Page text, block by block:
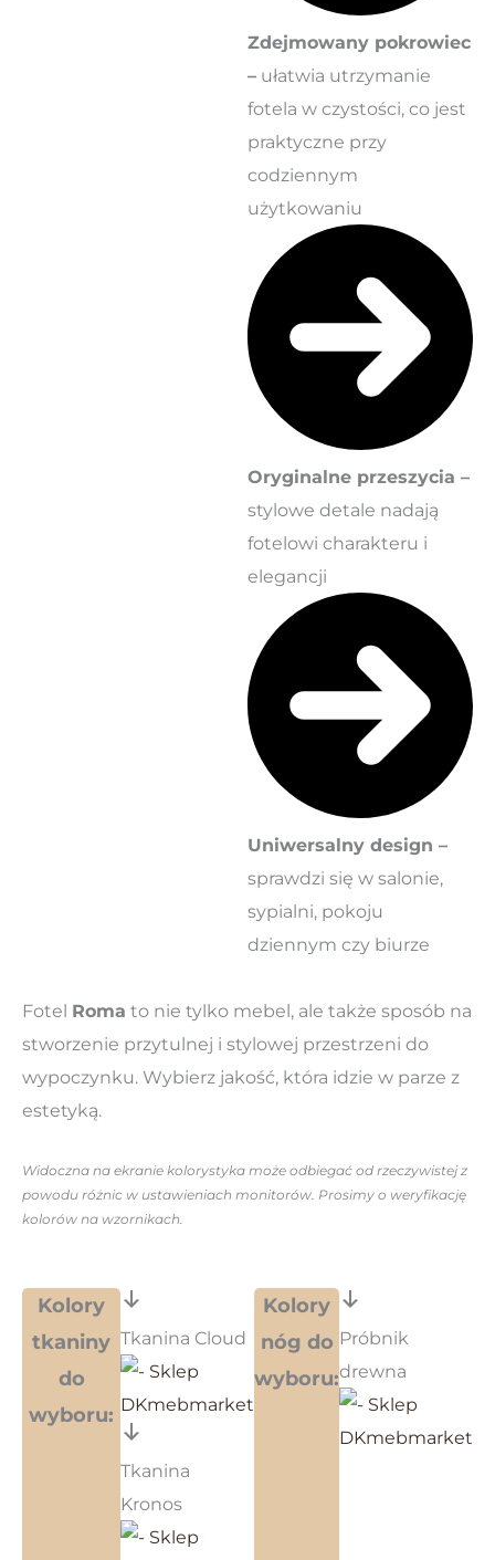
Zdejmowany pokrowiec
– ułatwia utrzymanie
fotela w czystości, co jest
praktyczne przy
codziennym
użytkowaniu
Oryginalne przeszycia –
stylowe detale nadają
fotelowi charakteru i
elegancji
Uniwersalny design –
sprawdzi się w salonie,
sypialni, pokoju
dziennym czy biurze
Fotel Roma to nie tylko mebel, ale także sposób na
stworzenie przytulnej i stylowej przestrzeni do
wypoczynku. Wybierz jakość, która idzie w parze z
estetyką.
Widoczna na ekranie kolorystyka może odbiegać od rzeczywistej z
powodu różnic w ustawieniach monitorów. Prosimy o weryfikację
kolorów na wzornikach.
Kolory
tkaniny
do
wyboru:
Tkanina Cloud
Tkanina
Kronos
Kolory
nóg do
wyboru:
Próbnik
drewna